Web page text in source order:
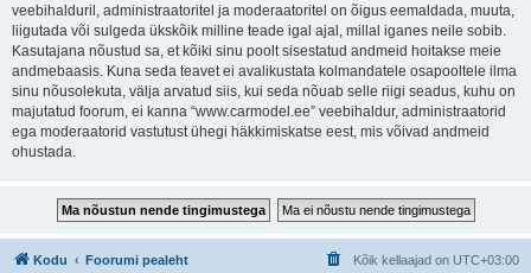
veebihalduril, administraatoritel ja moderaatoritel on õigus eemaldada, muuta,
liigutada või sulgeda ükskõik milline teade igal ajal, millal iganes neile sobib.
Kasutajana nõustud sa, et kõiki sinu poolt sisestatud andmeid hoitakse meie
andmebaasis. Kuna seda teavet ei avalikustata kolmandatele osapooltele ilma
sinu nõusolekuta, välja arvatud siis, kui seda nõuab selle riigi seadus, kuhu on
majutatud foorum, ei kanna “www.carmodel.ee” veebihaldur, administraatorid
ega moderaatorid vastutust ühegi häkkimiskatse eest, mis võivad andmeid
ohustada.
Kodu Foorumi pealeht Kõik kellaajad on UTC+03:00